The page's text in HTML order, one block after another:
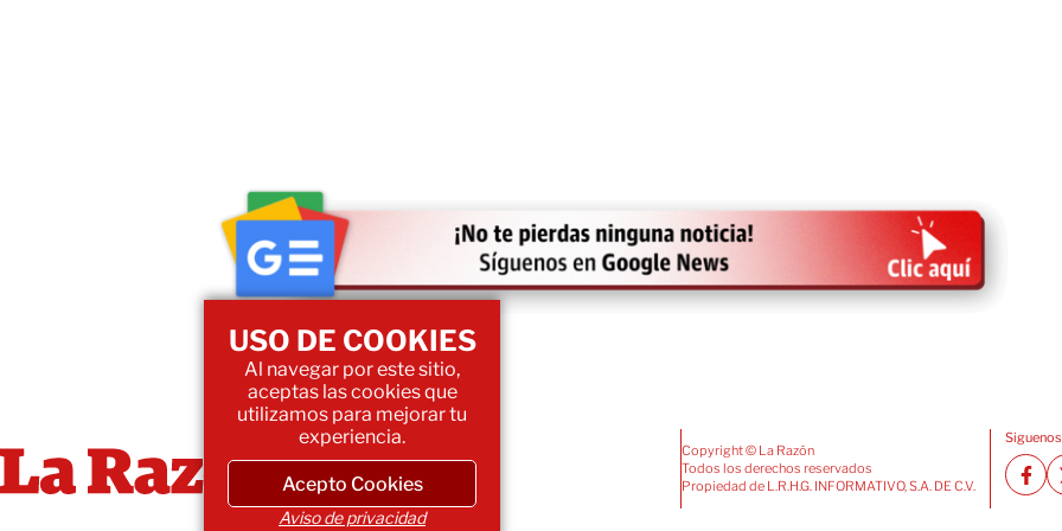
Copyright © La Razón
Todos los derechos reservados
Propiedad de L.R.H.G. INFORMATIVO, S.A. DE C.V.
USO DE COOKIES
Al navegar por este sitio,
aceptas las cookies que
utilizamos para mejorar tu
experiencia.
Acepto Cookies
Aviso de privacidad